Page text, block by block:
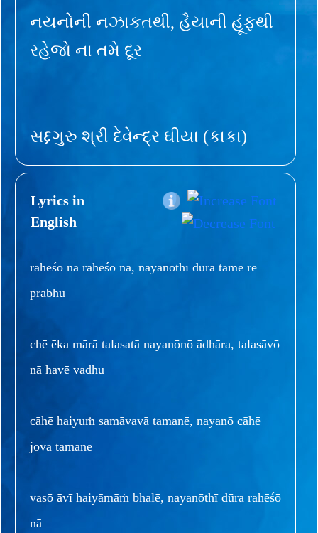
નયનોની નઝાકતથી, હૈયાની હૂંફથી
રહેજો ના તમે દૂર
સદ્દગુરુ શ્રી દેવેન્દ્ર ઘીયા (કાકા)
Lyrics in
English
rahēśō nā rahēśō nā, nayanōthī dūra tamē rē
prabhu
chē ēka mārā talasatā nayanōnō ādhāra, talasāvō
nā havē vadhu
cāhē haiyuṁ samāvavā tamanē, nayanō cāhē
jōvā tamanē
vasō āvī haiyāmāṁ bhalē, nayanōthī dūra rahēśō
nā